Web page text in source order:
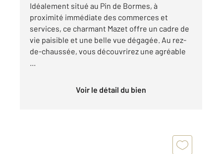
Idéalement situé au Pin de Bormes, à
proximité immédiate des commerces et
services, ce charmant Mazet offre un cadre de
vie paisible et une belle vue dégagée. Au rez-
de-chaussée, vous découvrirez une agréable
Voir le détail du bien